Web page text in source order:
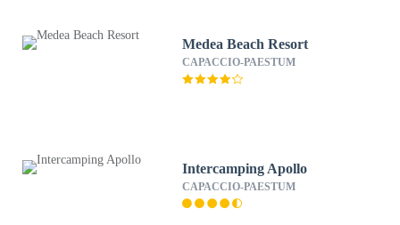
Medea Beach Resort
CAPACCIO-PAESTUM
Intercamping Apollo
CAPACCIO-PAESTUM